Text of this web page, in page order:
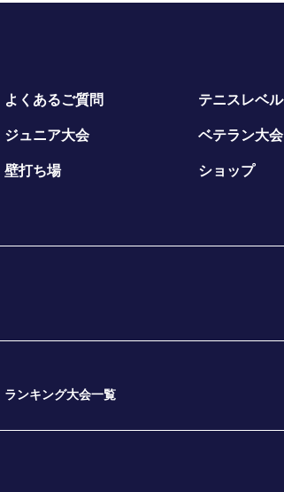
よくあるご質問 テニスレベル
ジュニア大会 ベテラン大会
壁打ち場 ショップ
ランキング大会一覧